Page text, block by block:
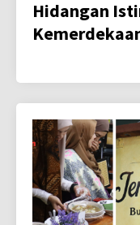
Hidangan